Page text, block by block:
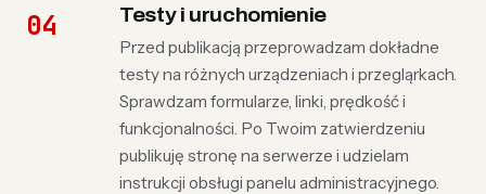
Testy i uruchomienie
Przed publikacją przeprowadzam dokładne
testy na różnych urządzeniach i przegląrkach.
Sprawdzam formularze, linki, prędkość i
funkcjonalności. Po Twoim zatwierdzeniu
publikuję stronę na serwerze i udzielam
instrukcji obsługi panelu administracyjnego.